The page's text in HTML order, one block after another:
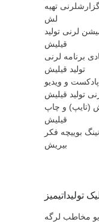
تهیه
لش
لرنی تولید
قیلیش
برنامه لرنی
تولید قیلیش
و ویدیو
تولید قیلیش
(تایپ) و چاپ
قیلیش
بوییچه فکر
بیریش
مخاطب لرگه